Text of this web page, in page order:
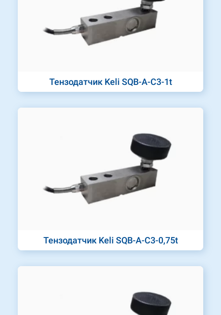
Тензодатчик Keli SQB-A-C3-1t
Тензодатчик Keli SQB-A-C3-0,75t